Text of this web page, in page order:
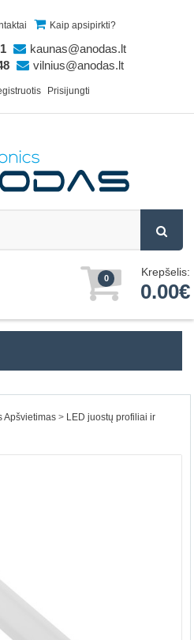
Kaip apsipirkti?
kaunas@anodas.lt
vilnius@anodas.lt
Prisijungti
0 Krepšelis:
0.00€
Apšvietimas
LED juostų profiliai ir